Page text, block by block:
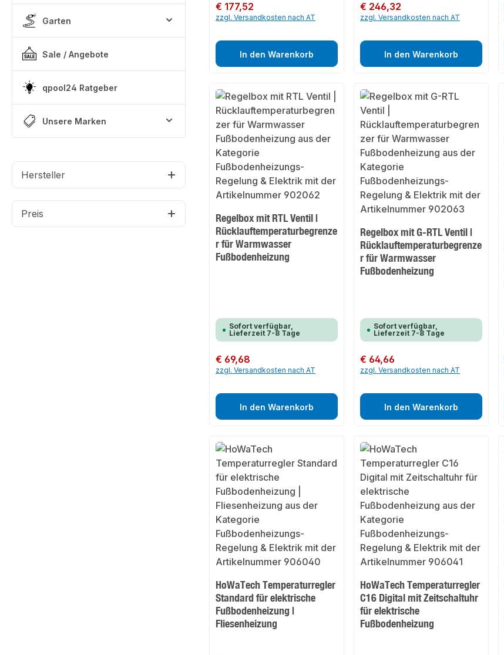
Garten
Sale / Angebote
qpool24 Ratgeber
Unsere Marken
Hersteller
Preis
Regulärer Preis:
€ 177,52
zzgl. Versandkosten nach AT
In den Warenkorb
Regulärer Preis:
€ 246,32
zzgl. Versandkosten nach AT
In den Warenkorb
Regelbox mit RTL Ventil |
Rücklauftemperaturbegrenze
r für Warmwasser
Fußbodenheizung
Sofort verfügbar,
Lieferzeit 7-8 Tage
Regulärer Preis:
€ 69,68
zzgl. Versandkosten nach AT
In den Warenkorb
Regelbox mit G-RTL Ventil |
Rücklauftemperaturbegrenze
r für Warmwasser
Fußbodenheizung
Sofort verfügbar,
Lieferzeit 7-8 Tage
Regulärer Preis:
€ 64,66
zzgl. Versandkosten nach AT
In den Warenkorb
HoWaTech Temperaturregler
Standard für elektrische
Fußbodenheizung |
Fliesenheizung
HoWaTech Temperaturregler
C16 Digital mit Zeitschaltuhr
für elektrische
Fußbodenheizung